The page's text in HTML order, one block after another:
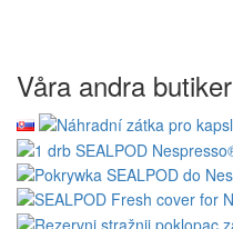
Våra andra butiker